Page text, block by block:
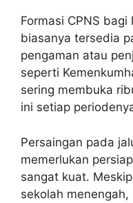
Formasi CPNS
biasanya tersedia
pengaman atau
seperti
sering membuka
ini setiap
Persaingan pada
memerlukan
sangat kuat.
sekolah menengah,